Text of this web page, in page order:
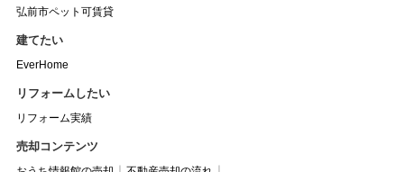
弘前市ペット可賃貸
建てたい
EverHome
リフォームしたい
リフォーム実績
売却コンテンツ